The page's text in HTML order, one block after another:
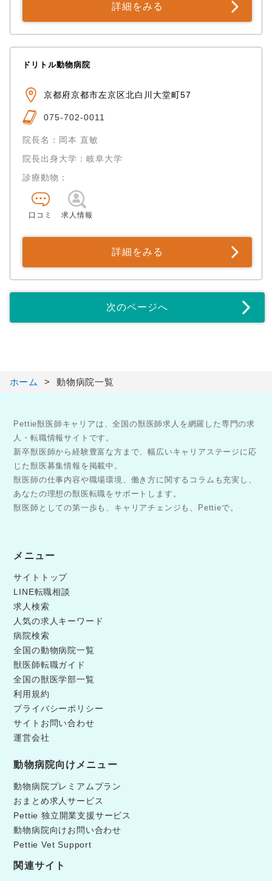
詳細をみる
ドリトル動物病院
京都府京都市左京区北白川大堂町57
075-702-0011
院長名：岡本 直敏
院長出身大学：岐阜大学
診療動物：
口コミ 求人情報
詳細をみる
次のページへ
ホーム 動物病院一覧
Pettie獣医師キャリアは、全国の獣医師求人を網羅した専門の求
人・転職情報サイトです。
新卒獣医師から経験豊富な方まで、幅広いキャリアステージに応
じた獣医募集情報を掲載中。
獣医師の仕事内容や職場環境、働き方に関するコラムも充実し、
あなたの理想の獣医転職をサポートします。
獣医師としての第一歩も、キャリアチェンジも、Pettieで。
メニュー
サイトトップ
LINE転職相談
求人検索
人気の求人キーワード
病院検索
全国の動物病院一覧
獣医師転職ガイド
全国の獣医学部一覧
利用規約
プライバシーポリシー
サイトお問い合わせ
運営会社
動物病院向けメニュー
動物病院プレミアムプラン
おまとめ求人サービス
Pettie 独立開業支援サービス
動物病院向けお問い合わせ
Pettie Vet Support
関連サイト